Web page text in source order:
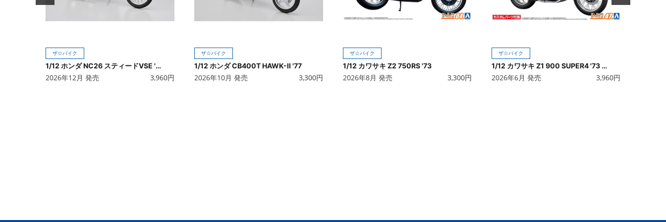
ザ☆バイク
1/12 ホンダ NC26 スティードVSE '96 カスタムパーツ付き
2026年12月 発売 3,960円
ザ☆バイク
1/12 ホンダ CB400T HAWK-II '77
2026年10月 発売 3,300円
ザ☆バイク
1/12 カワサキ Z2 750RS '73
2026年8月 発売 3,300円
ザ☆バイク
1/12 カワサキ Z1 900 SUPER4 '73 カスタムパーツ付き
2026年6月 発売 3,960円